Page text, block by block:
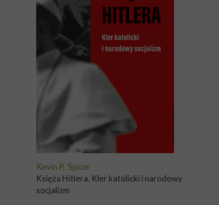
Kevin P. Spicer
Księża Hitlera. Kler katolicki i narodowy
socjalizm